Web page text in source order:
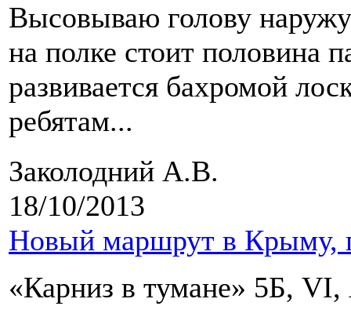
Высовываю голову
на полке стоит половина
развивается бахромой
ребятам...
Заколодний А.В.
18/10/2013
Новый маршрут в Крыму,
«Карниз в тумане» 5Б,